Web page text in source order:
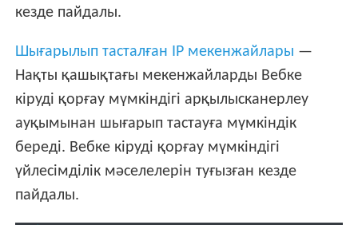
кезде пайдалы.
Шығарылып тасталған IP мекенжайлары —
Нақты қашықтағы мекенжайларды Вебке
кіруді қорғау мүмкіндігі арқылысканерлеу
ауқымынан шығарып тастауға мүмкіндік
береді. Вебке кіруді қорғау мүмкіндігі
үйлесімділік мәселелерін туғызған кезде
пайдалы.